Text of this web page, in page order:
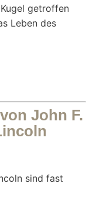
getroffen
Leben des
John F.
sind fast